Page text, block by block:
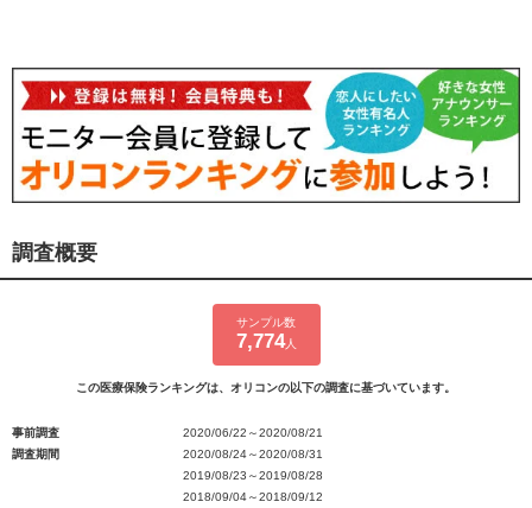
調査概要
サンプル数
7,774人
この医療保険ランキングは、オリコンの以下の調査に基づいています。
事前調査
2020/06/22～2020/08/21
調査期間
2020/08/24～2020/08/31
2019/08/23～2019/08/28
2018/09/04～2018/09/12